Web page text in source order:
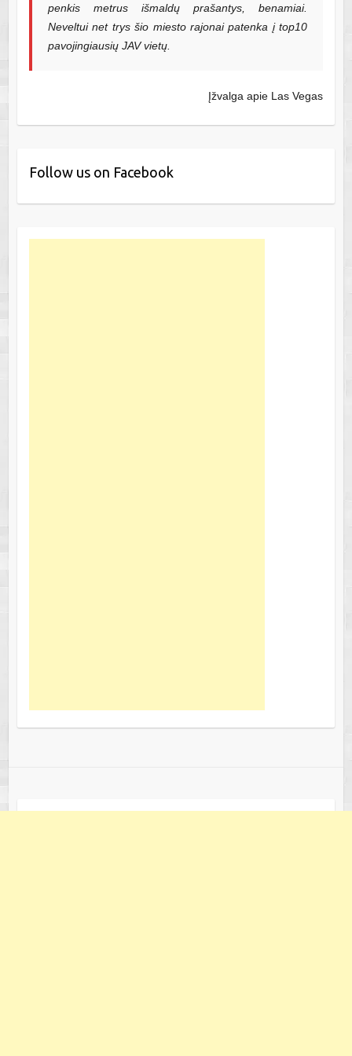
penkis metrus išmaldų prašantys, benamiai.
Neveltui net trys šio miesto rajonai patenka į top10
pavojingiausių JAV vietų.
Įžvalga apie Las Vegas
Follow us on Facebook